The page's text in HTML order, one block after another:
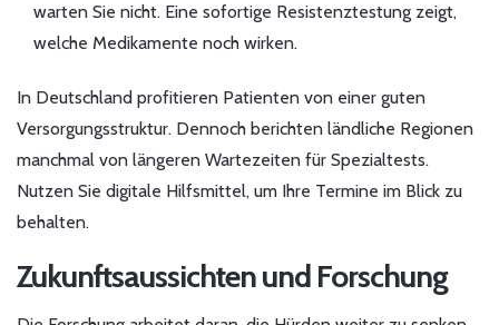
warten Sie nicht. Eine sofortige Resistenztestung zeigt,
welche Medikamente noch wirken.
In Deutschland profitieren Patienten von einer guten
Versorgungsstruktur. Dennoch berichten ländliche Regionen
manchmal von längeren Wartezeiten für Spezialtests.
Nutzen Sie digitale Hilfsmittel, um Ihre Termine im Blick zu
behalten.
Zukunftsaussichten und Forschung